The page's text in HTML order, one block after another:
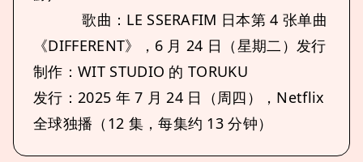
歌曲：LE SSERAFIM 日本第 4 张单曲
《DIFFERENT》，6 月 24 日（星期二）发行
制作：WIT STUDIO 的 TORUKU
发行：2025 年 7 月 24 日（周四），Netflix
全球独播（12 集，每集约 13 分钟）